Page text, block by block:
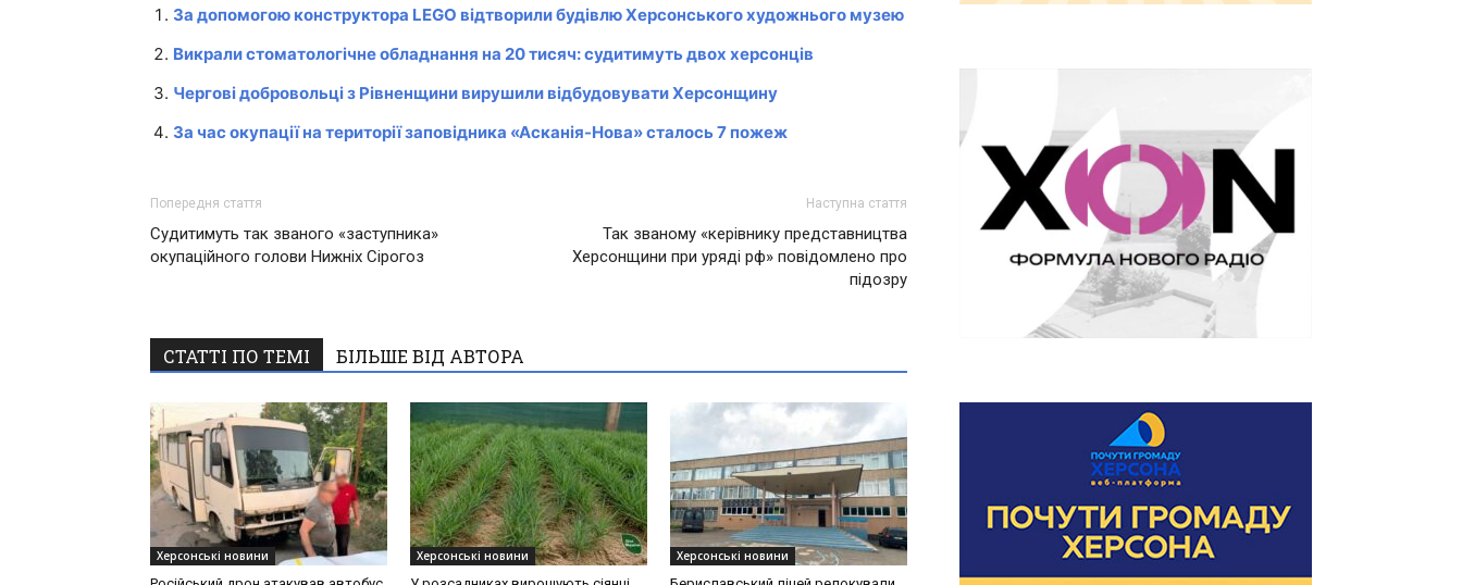
За допомогою конструктора LEGO відтворили будівлю Херсонського художнього музею
Викрали стоматологічне обладнання на 20 тисяч: судитимуть двох херсонців
Чергові добровольці з Рівненщини вирушили відбудовувати Херсонщину
За час окупації на території заповідника «Асканія-Нова» сталось 7 пожеж
Попередня стаття
Судитимуть так званого «заступника»
окупаційного голови Нижніх Сірогоз
Наступна стаття
Так званому «керівнику представництва
Херсонщини при уряді рф» повідомлено про
підозру
СТАТТІ ПО ТЕМІ БІЛЬШЕ ВІД АВТОРА
Херсонські новини Херсонські новини Херсонські новини